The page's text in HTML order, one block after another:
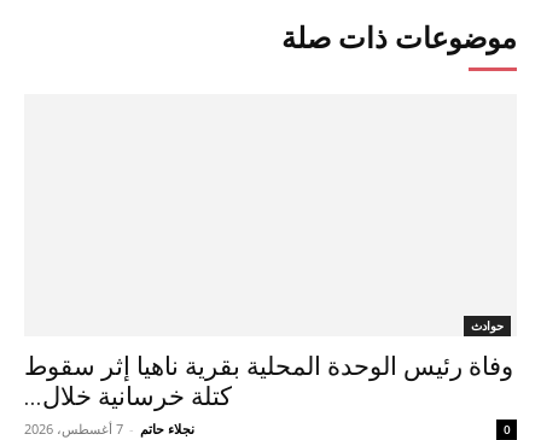
موضوعات ذات صلة
حوادث
وفاة رئيس الوحدة المحلية بقرية ناهيا إثر سقوط
كتلة خرسانية خلال...
نجلاء حاتم - 7 أغسطس، 2026 0